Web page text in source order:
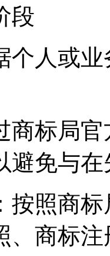
段
个人或
商标局
避免与
按照商
、商标